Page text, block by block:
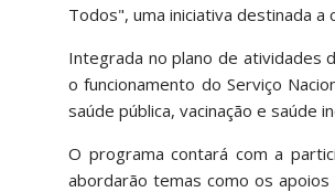
Todos", uma iniciativa destinada
Integrada no plano de atividades
o funcionamento do Serviço
saúde pública, vacinação e saúde
O programa contará com a
abordarão temas como os apoios